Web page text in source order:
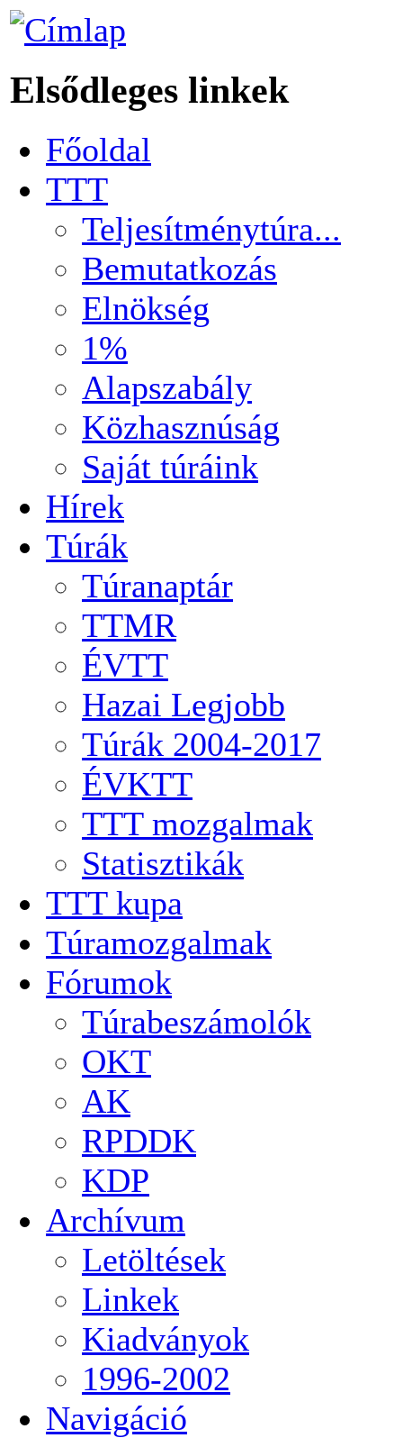
Elsődleges linkek
Főoldal
TTT
Teljesítménytúra...
Bemutatkozás
Elnökség
1%
Alapszabály
Közhasznúság
Saját túráink
Hírek
Túrák
Túranaptár
TTMR
ÉVTT
Hazai Legjobb
Túrák 2004-2017
ÉVKTT
TTT mozgalmak
Statisztikák
TTT kupa
Túramozgalmak
Fórumok
Túrabeszámolók
OKT
AK
RPDDK
KDP
Archívum
Letöltések
Linkek
Kiadványok
1996-2002
Navigáció